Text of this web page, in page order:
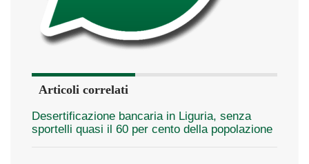
Articoli correlati
Desertificazione bancaria in Liguria, senza
sportelli quasi il 60 per cento della popolazione